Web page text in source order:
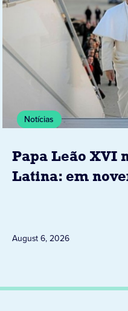
Notícias
Papa Leão XVI
Latina: em
August 6, 2026